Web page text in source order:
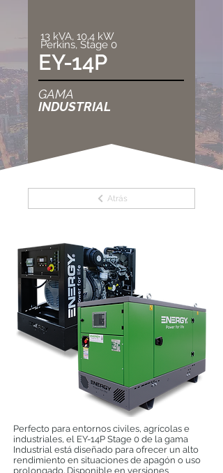
13 kVA, 10,4 kW
Perkins, Stage 0
EY-14P
GAMA
INDUSTRIAL
Atrás
Perfecto para entornos civiles, agrícolas e
industriales, el EY-14P Stage 0 de la gama
Industrial está diseñado para ofrecer un alto
rendimiento en situaciones de apagón o uso
prolongado. Disponible en versiones